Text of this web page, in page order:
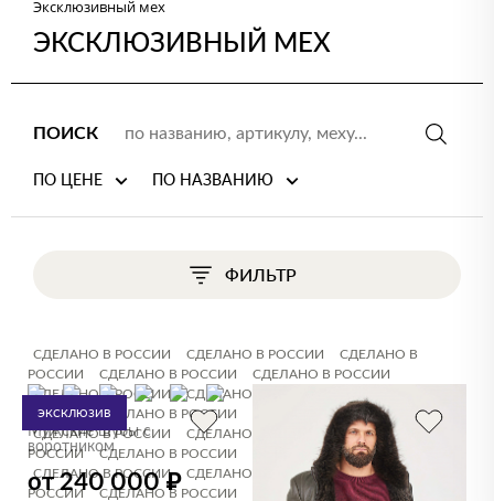
Эксклюзивный мех
ЭКСКЛЮЗИВНЫЙ МЕХ
ПОИСК
ПО ЦЕНЕ ПО НАЗВАНИЮ
ФИЛЬТР
СДЕЛАНО В РОССИИ СДЕЛАНО В РОССИИ
СДЕЛАНО В
РОССИИ
СДЕЛАНО В РОССИИ
СДЕЛАНО В РОССИИ
СДЕЛАНО В РОССИИ
СДЕЛАНО В РОССИИ
РОССИИ
СДЕЛАНО В РОССИИ
СДЕЛАНО В РОССИИ
СДЕЛАНО В РОССИИ
СДЕЛАНО В РОССИИ
СДЕЛАНО В
РОССИИ
СДЕЛАНО В РОССИИ
СДЕЛАНО В РОССИИ
СДЕЛАНО В РОССИИ
СДЕЛАНО В РОССИИ
СДЕЛАНО В
РОССИИ
СДЕЛАНО В РОССИИ СДЕЛАНО В РОССИИ
ЭКСКЛЮЗИВ
Мужские шубы с
воротником
от 240 000₽